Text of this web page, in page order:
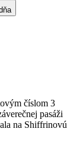
číslom 3
pasáži
na Shiffrinovú